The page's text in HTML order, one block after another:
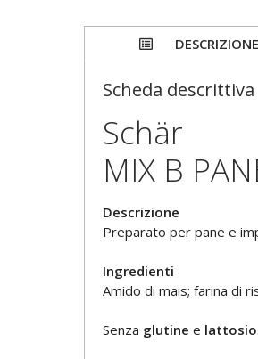
DESCRIZIONE
Scheda descrittiva
Schär
MIX B
Descrizione
Preparato per pane e
Ingredienti
Amido di mais; farina di
Senza glutine e lattosio